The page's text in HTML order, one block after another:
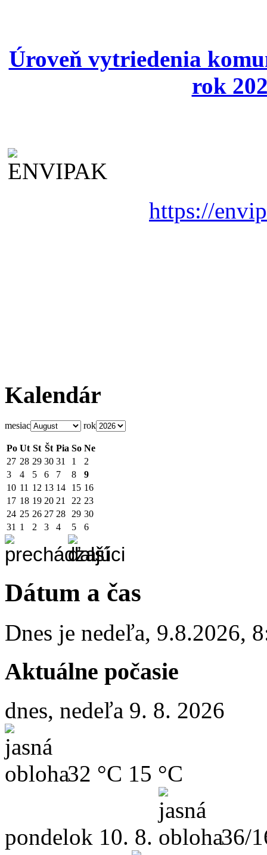
Úroveň vytriedenia
rok
https://
Kalendár
mesiac rok
Po Ut St Št Pia So Ne
27 28 29 30 31 1
2
3
4 5 6 7 8
9
10 11 12 13 14 15 16
17 18 19 20 21 22 23
24 25 26 27 28 29 30
31 1 2 3 4 5 6
Dátum a čas
Dnes je nedeľa, 9.8.2026,
Aktuálne počasie
dnes, nedeľa 9. 8. 2026
32 °C 15 °C
pondelok 10. 8. 36/